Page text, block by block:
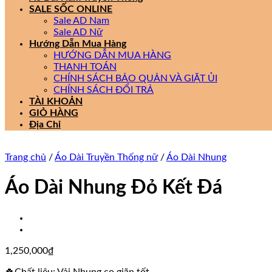
SALE SỐC ONLINE
Sale AD Nam
Sale AD Nữ
Hướng Dẫn Mua Hàng
HƯỚNG DẪN MUA HÀNG
THANH TOÁN
CHÍNH SÁCH BẢO QUẢN VÀ GIẶT ỦI
CHÍNH SÁCH ĐỔI TRẢ
TÀI KHOẢN
GIỎ HÀNG
Địa Chỉ
Trang chủ /Áo Dài Truyền Thống nữ /Áo Dài Nhung
Áo Dài Nhung Đỏ Kết Đá
1,250,000₫